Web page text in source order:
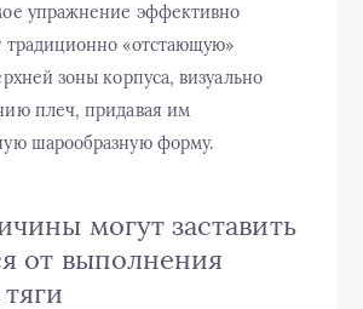
упражнение эффективно
традиционно «отстающую»
зоны корпуса, визуально
плеч, придавая им
шарообразную форму.
могут заставить
от выполнения